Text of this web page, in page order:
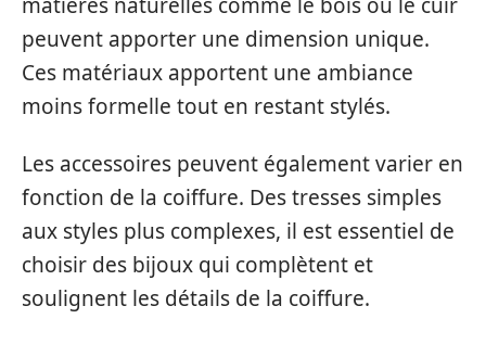
peuvent apporter une dimension unique.
Ces matériaux apportent une ambiance
moins formelle tout en restant stylés.
Les accessoires peuvent également varier en
fonction de la coiffure. Des tresses simples
aux styles plus complexes, il est essentiel de
choisir des bijoux qui complètent et
soulignent les détails de la coiffure.